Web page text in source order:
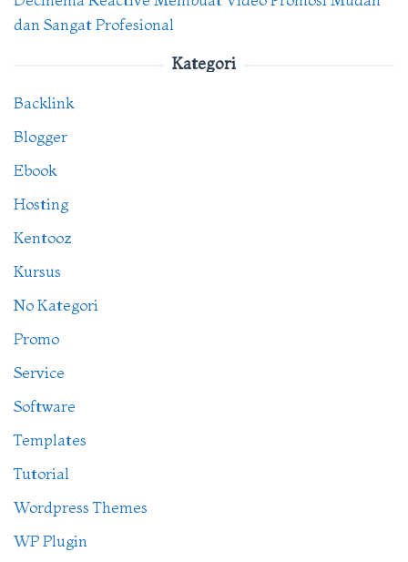
dan Sangat Profesional
Kategori
Backlink
Blogger
Ebook
Hosting
Kentooz
Kursus
No Kategori
Promo
Service
Software
Templates
Tutorial
Wordpress Themes
WP Plugin